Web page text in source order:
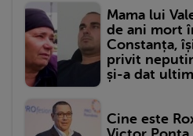
Mama lui
de ani mort
Constanța,
privit
și-a dat
Cine este